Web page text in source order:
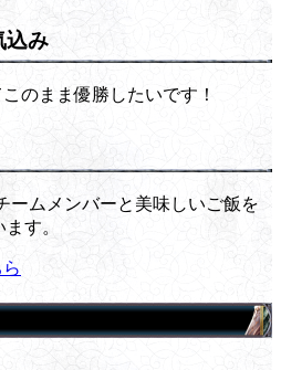
込み
のまま優勝したいです！
ームメンバーと美味しいご飯を
す。